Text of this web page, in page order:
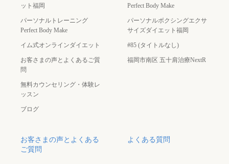
ット福岡
パーソナルトレーニング
Perfect Body Make
イム式オンラインダイエット
お客さまの声とよくあるご質
問
無料カウンセリング・体験レ
ッスン
ブログ
Perfect Body Make
パーソナルボクシングエクサ
サイズダイエット福岡
#85 (タイトルなし)
福岡市南区 五十肩治療NextR
お客さまの声とよくある
ご質問
よくある質問